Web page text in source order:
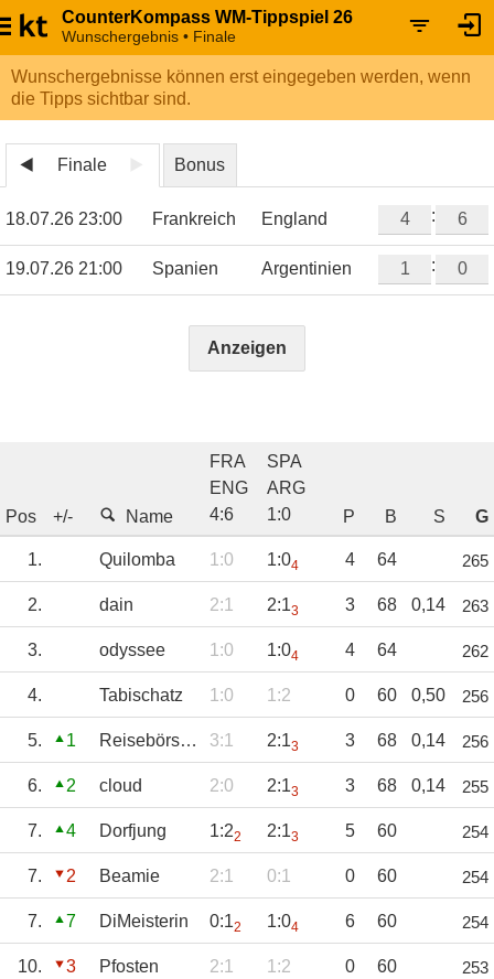
CounterKompass WM-Tippspiel 26
Wunschergebnis • Finale
Wunschergebnisse können erst eingegeben werden, wenn
die Tipps sichtbar sind.
Finale Bonus
18.07.26 23:00 Frankreich England :
19.07.26 21:00 Spanien Argentinien :
Anzeigen
Pos +/- Name
FRA
ENG
4:6
SPA
ARG
1:0 P B S G
1. Quilomba 1:0 1:04 4 64 265
2. dain 2:1 2:13 3 68 0,14 263
3. odyssee 1:0 1:04 4 64 262
4. Tabischatz 1:0 1:2 0 60 0,50 256
5. 1 ReisebörseHoy 3:1 2:13 3 68 0,14 256
6. 2 cloud 2:0 2:13 3 68 0,14 255
7. 4 Dorfjung 1:22 2:13 5 60 254
7. 2 Beamie 2:1 0:1 0 60 254
7. 7 DiMeisterin 0:12 1:04 6 60 254
10. 3 Pfosten 2:1 1:2 0 60 253